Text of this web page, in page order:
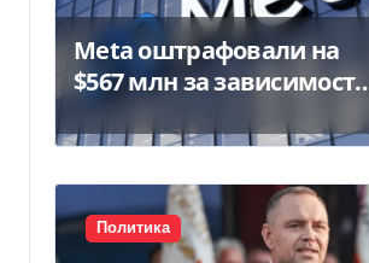
Meta оштрафовали на
$567 млн за зависимость
у подростков
Политика